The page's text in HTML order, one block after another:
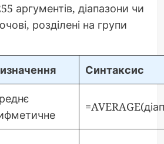
аргументів, діапазони чи
розділені на групи
Синтаксис